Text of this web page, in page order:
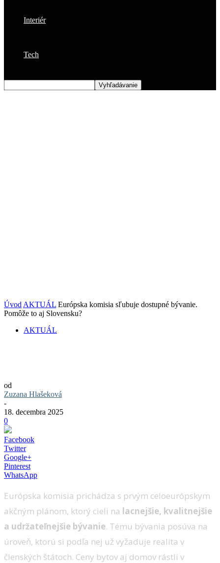
Interiér
Tech
Úvod AKTUÁL Európska komisia sľubuje dostupné bývanie.
Pomôže to aj Slovensku?
AKTUÁL
od
Zuzana Hlašeková
-
18. decembra 2025
0
Facebook
Twitter
Google+
Pinterest
WhatsApp
Európska komisia prichádza s prvým celoeurópskym
akčným plánom, ktorý cieli na lacnejšie, kvalitnejšie
a udržateľnejšie bývanie. Tému bývania posúva na
úroveň, ktorú si podľa nej už vyžaduje realita v
členských štátoch. Ceny bytov aj domov rástli v